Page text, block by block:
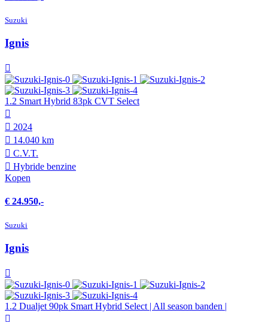
Suzuki
Ignis
1.2 Smart Hybrid 83pk CVT Select
2024
14.040 km
C.V.T.
Hybride benzine
Kopen
€ 24.950,-
Suzuki
Ignis
1.2 Dualjet 90pk Smart Hybrid Select | All season banden |